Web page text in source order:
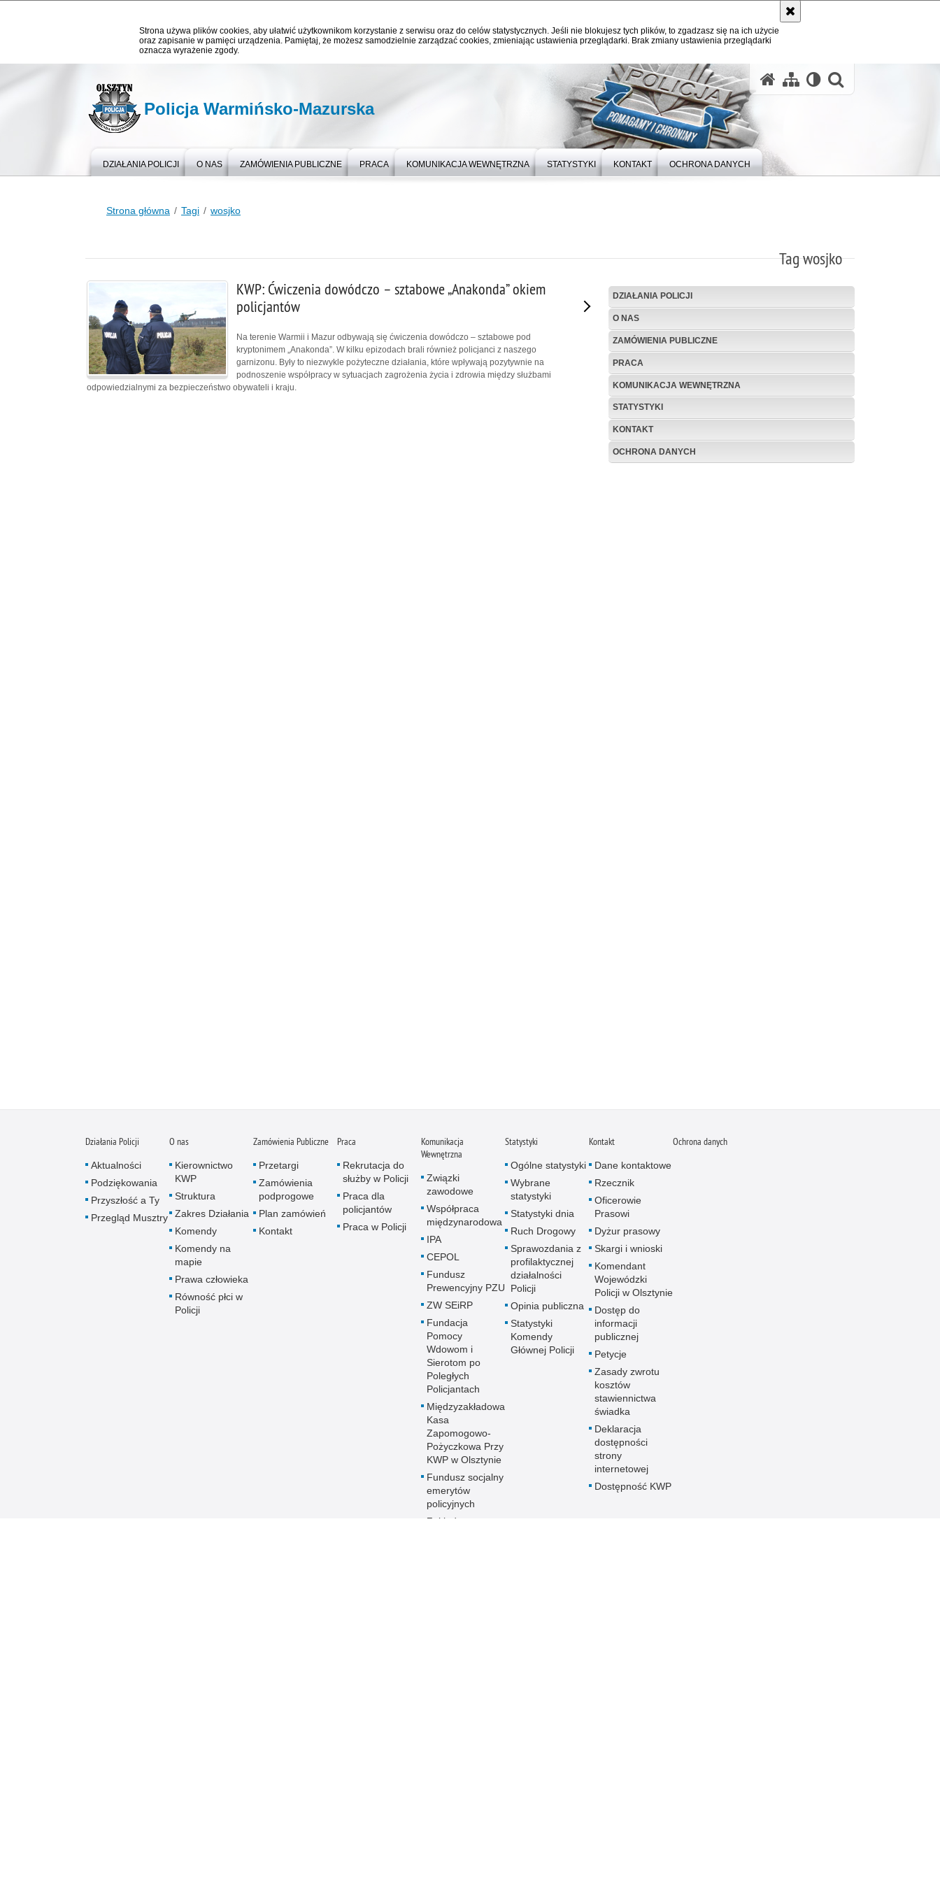
Strona używa plików cookies, aby ułatwić użytkownikom korzystanie z serwisu oraz do celów statystycznych. Jeśli nie blokujesz tych plików, to zgadzasz się na ich użycie
oraz zapisanie w pamięci urządzenia. Pamiętaj, że możesz samodzielnie zarządzać cookies, zmieniając ustawienia przeglądarki. Brak zmiany ustawienia przeglądarki
oznacza wyrażenie zgody.
Policja Warmińsko-Mazurska
DZIAŁANIA POLICJI O NAS ZAMÓWIENIA PUBLICZNE PRACA KOMUNIKACJA WEWNĘTRZNA STATYSTYKI KONTAKT OCHRONA DANYCH
Strona główna Tagi wosjko
Tag wosjko
DZIAŁANIA POLICJI
O NAS
ZAMÓWIENIA PUBLICZNE
PRACA
KOMUNIKACJA WEWNĘTRZNA
STATYSTYKI
KONTAKT
OCHRONA DANYCH
KWP: Ćwiczenia dowódczo – sztabowe „Anakonda” okiem
policjantów
Na terenie Warmii i Mazur odbywają się ćwiczenia dowódczo – sztabowe pod
kryptonimem „Anakonda”. W kilku epizodach brali również policjanci z naszego
garnizonu. Były to niezwykle pożyteczne działania, które wpływają pozytywnie na
podnoszenie współpracy w sytuacjach zagrożenia życia i zdrowia między służbami
odpowiedzialnymi za bezpieczeństwo obywateli i kraju.
Działania Policji
Aktualności
Podziękowania
Przyszłość a Ty
Przegląd Musztry
O nas
Kierownictwo
KWP
Struktura
Zakres Działania
Komendy
Komendy na
mapie
Prawa człowieka
Równość płci w
Policji
Zamówienia Publiczne
Przetargi
Zamówienia
podprogowe
Plan zamówień
Kontakt
Praca
Rekrutacja do
służby w Policji
Praca dla
policjantów
Praca w Policji
Komunikacja
Wewnętrzna
Związki
zawodowe
Współpraca
międzynarodowa
IPA
CEPOL
Fundusz
Prewencyjny PZU
ZW SEiRP
Fundacja
Pomocy
Wdowom i
Sierotom po
Poległych
Policjantach
Międzyzakładowa
Kasa
Zapomogowo-
Pożyczkowa Przy
KWP w Olsztynie
Fundusz socjalny
emerytów
policyjnych
Zakładowy
Statystyki
Ogólne statystyki
Wybrane
statystyki
Statystyki dnia
Ruch Drogowy
Sprawozdania z
profilaktycznej
działalności
Policji
Opinia publiczna
Statystyki
Komendy
Głównej Policji
Kontakt
Dane kontaktowe
Rzecznik
Oficerowie
Prasowi
Dyżur prasowy
Skargi i wnioski
Komendant
Wojewódzki
Policji w Olsztynie
Dostęp do
informacji
publicznej
Petycje
Zasady zwrotu
kosztów
stawiennictwa
świadka
Deklaracja
dostępności
strony
internetowej
Dostępność KWP
Ochrona danych